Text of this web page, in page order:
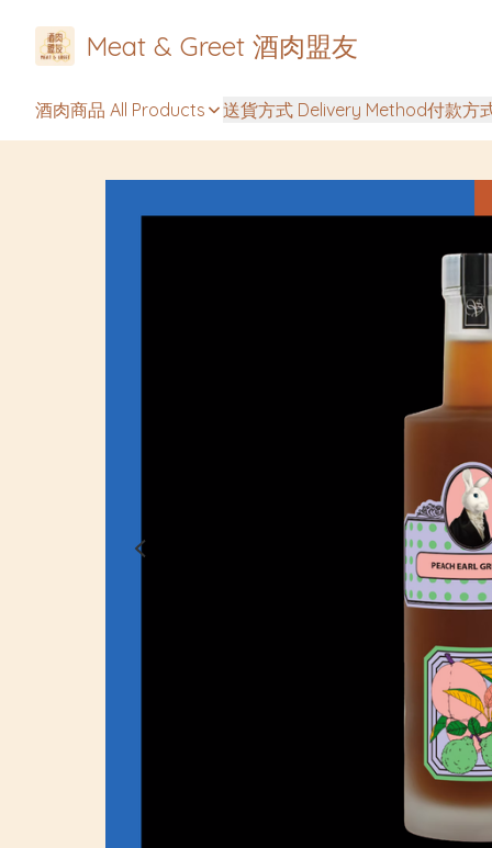
Meat & Greet 酒肉盟友
酒肉商品 All Products 送貨方式 Delivery Method付款方